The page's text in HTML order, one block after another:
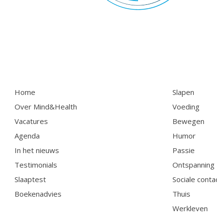
Home
Over Mind&Health
Vacatures
Agenda
In het nieuws
Testimonials
Slaaptest
Boekenadvies
Slapen
Voeding
Bewegen
Humor
Passie
Ontspanning
Sociale
Thuis
Werkleven